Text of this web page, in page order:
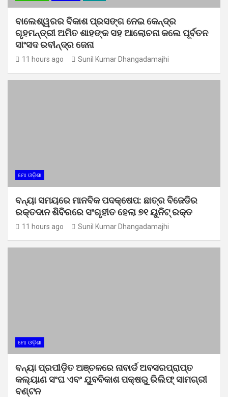
ବାଲେଶ୍ୱରର ବିକାଶ ପ୍ରସଙ୍ଗ ନେଇ କେନ୍ଦ୍ର
ଗୃହମନ୍ତ୍ରୀ ଅମିତ ଶାହଙ୍କ ସହ ଆଲୋଚନା କଲେ ପୂର୍ବତନ
ସାଂସଦ ରବୀନ୍ଦ୍ର ଜେନା
11 hours ago Sunil Kumar Dhangadamajhi
ମୋ ଓଡ଼ିଶା
ବନ୍ୟା ସମୟରେ ମାନବିକ ପଦକ୍ଷେପ: ଛାତ୍ର ବିଜେଡିର
ରକ୍ତଦାନ ଶିବିରରେ ସଂଗୃହୀତ ହେଲା ୭୧ ୟୁନିଟ୍ ରକ୍ତ
11 hours ago Sunil Kumar Dhangadamajhi
ମୋ ଓଡ଼ିଶା
ବନ୍ୟା ପ୍ରପୀଡ଼ିତ ଅଞ୍ଚଳରେ ନାବାର୍ଡ ଅବସରପ୍ରାପ୍ତ
କଲ୍ୟାଣ ସଂଘ ଏବଂ ଯୁବବିକାଶ ପକ୍ଷରୁ ରିଲିଫ୍ ସାମଗ୍ରୀ
ବଣ୍ଟନ